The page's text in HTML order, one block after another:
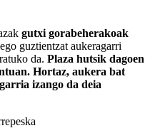
gutxi gorabeherakoak
guztientzat aukeragarri
da. Plaza hutsik dagoen
Hortaz, aukera bat
izango da deia